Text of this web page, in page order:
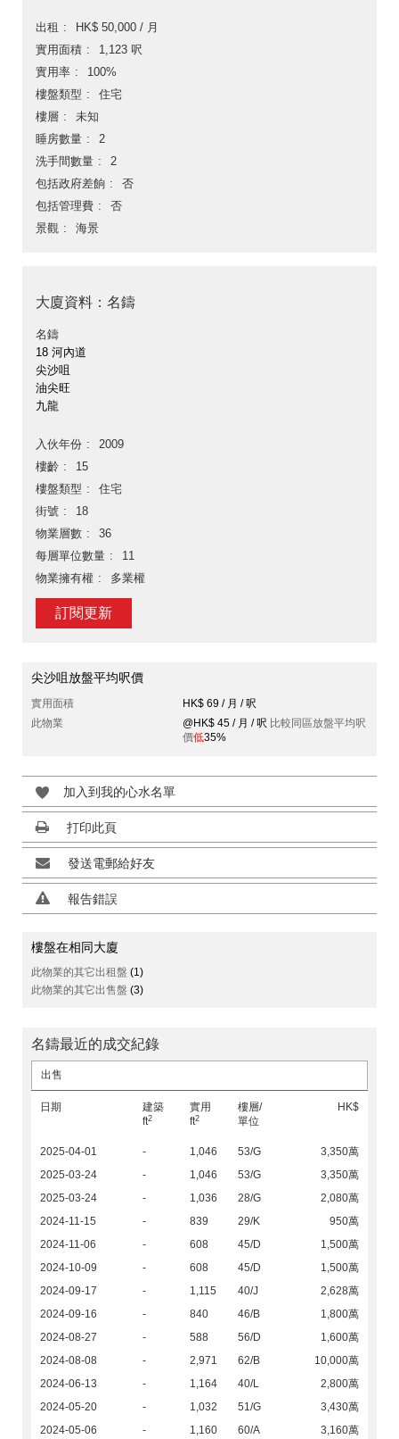
出租
HK$ 50,000 / 月
實用面積
1,123 呎
實用率
100%
樓盤類型
住宅
樓層
未知
睡房數量
2
洗手間數量
2
包括政府差餉
否
包括管理費
否
景觀
海景
大廈資料：名鑄
名鑄
18 河內道
尖沙咀
油尖旺
九龍
入伙年份
2009
樓齡
15
樓盤類型
住宅
街號
18
物業層數
36
每層單位數量
11
物業擁有權
多業權
訂閱更新
尖沙咀放盤平均呎價
實用面積
HK$ 69 / 月 / 呎
此物業
@HK$ 45 / 月 / 呎 比較同區放盤平均呎
價低35%
加入到我的心水名單
打印此頁
發送電郵給好友
報告錯誤
樓盤在相同大廈
此物業的其它出租盤 (1)
此物業的其它出售盤 (3)
名鑄最近的成交紀錄
出售
日期
建築
ft2
實用
ft2
樓層/
單位
HK$
2025-04-01 - 1,046 53/G
3,350萬
2025-03-24
- 1,046 53/G
3,350萬
2025-03-24
- 1,036 28/G
2,080萬
2024-11-15
- 839 29/K
950萬
2024-11-06
- 608 45/D
1,500萬
2024-10-09
- 608 45/D
1,500萬
2024-09-17
- 1,115 40/J
2,628萬
2024-09-16
- 840 46/B
1,800萬
2024-08-27
- 588 56/D
1,600萬
2024-08-08
- 2,971 62/B
10,000萬
2024-06-13
- 1,164 40/L
2,800萬
2024-05-20
- 1,032 51/G
3,430萬
2024-05-06
- 1,160 60/A 3,160萬